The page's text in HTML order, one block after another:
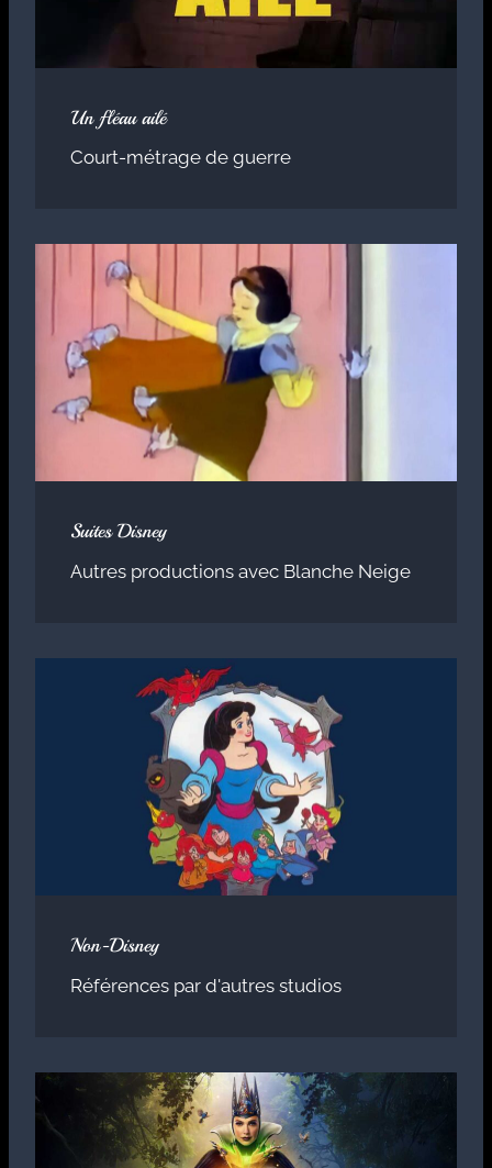
Un fléau ailé
Court-métrage de guerre
Suites Disney
Autres productions avec Blanche Neige
Non-Disney
Références par d'autres studios